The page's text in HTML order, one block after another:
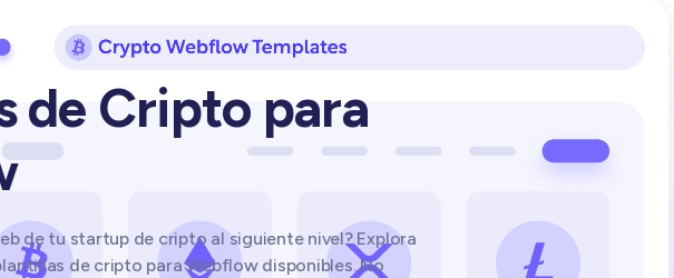
de Cripto para
de tu startup de cripto al siguiente nivel? Explora
de cripto para Webflow disponibles. No